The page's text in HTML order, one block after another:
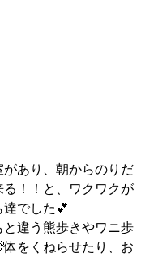
あり、朝からのりだ
！！と、ワクワクが
でした💕
違う熊歩きやワニ歩
体をくねらせたり、お